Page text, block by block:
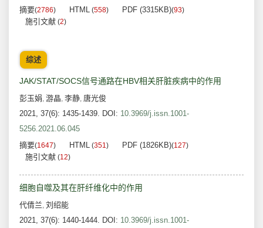
摘要(2786) HTML (558) PDF (3315KB)(93)
施引文献 (2)
综述
JAK/STAT/SOCS信号通路在HBV相关肝脏疾病中的作用
彭玉娟, 游晶, 李静, 唐光俊
2021, 37(6): 1435-1439. DOI: 10.3969/j.issn.1001-
5256.2021.06.045
摘要(1647) HTML (351) PDF (1826KB)(127)
施引文献 (12)
细胞自噬及其在肝纤维化中的作用
代倩兰, 刘绍能
2021, 37(6): 1440-1444. DOI: 10.3969/j.issn.1001-